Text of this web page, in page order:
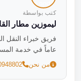
كتب بواسطة
ليموزين مطار
عاماً في خدمة
من نحن